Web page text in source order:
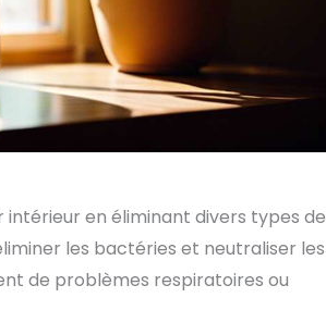
intérieur en éliminant divers types de
les bactéries et neutraliser les
de problèmes respiratoires ou